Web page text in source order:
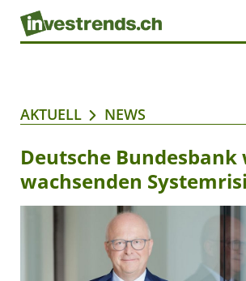
AKTUELL NEWS
Deutsche
wachsenden